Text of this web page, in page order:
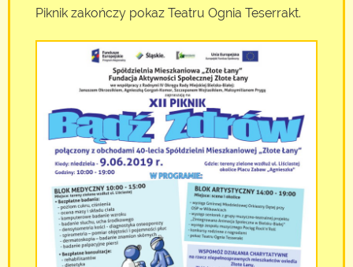
Piknik zakończy pokaz Teatru Ognia Teserrakt.